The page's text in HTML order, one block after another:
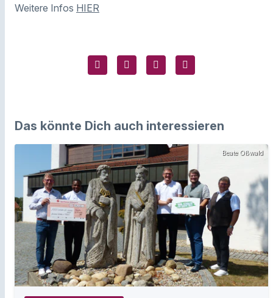
Weitere Infos HIER
Das könnte Dich auch interessieren
Beate Oßwald